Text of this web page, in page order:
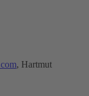
, Hartmut